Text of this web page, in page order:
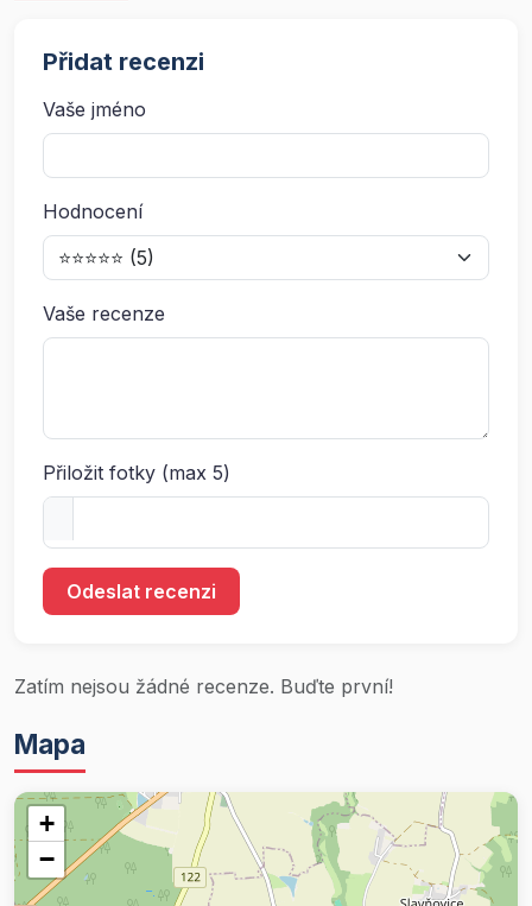
Přidat recenzi
Vaše jméno
Hodnocení
Vaše recenze
Přiložit fotky (max 5)
Odeslat recenzi
Zatím nejsou žádné recenze. Buďte první!
Mapa
+
−